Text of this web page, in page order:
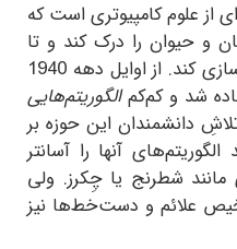
علوم کامپیوتری است که
و حيوان را درک کند و تا
آنجا که امکان دارد آنها را شبیه‌سازی کند. از اوایل دهه 1940
شد و کم‌کمالگوریتم‌هایی
دانشمندان این حوزه بر
آنها را آسانتر
مانند شطرنج یا چِکرز. ولی
علائم و دست‌خط‌ها نیز